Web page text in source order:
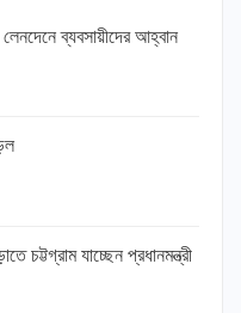
ব্যবসায়ীদের আহ্বান
চট্টগ্রাম যাচ্ছেন প্রধানমন্ত্রী